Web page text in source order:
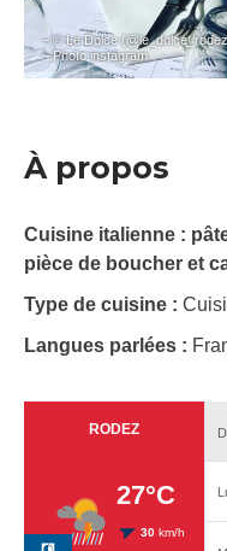
– © Le Dolce
– Photo instagram
À propos
Cuisine italienne :
pièce de boucher et
Type de cuisine :
Langues parlées :